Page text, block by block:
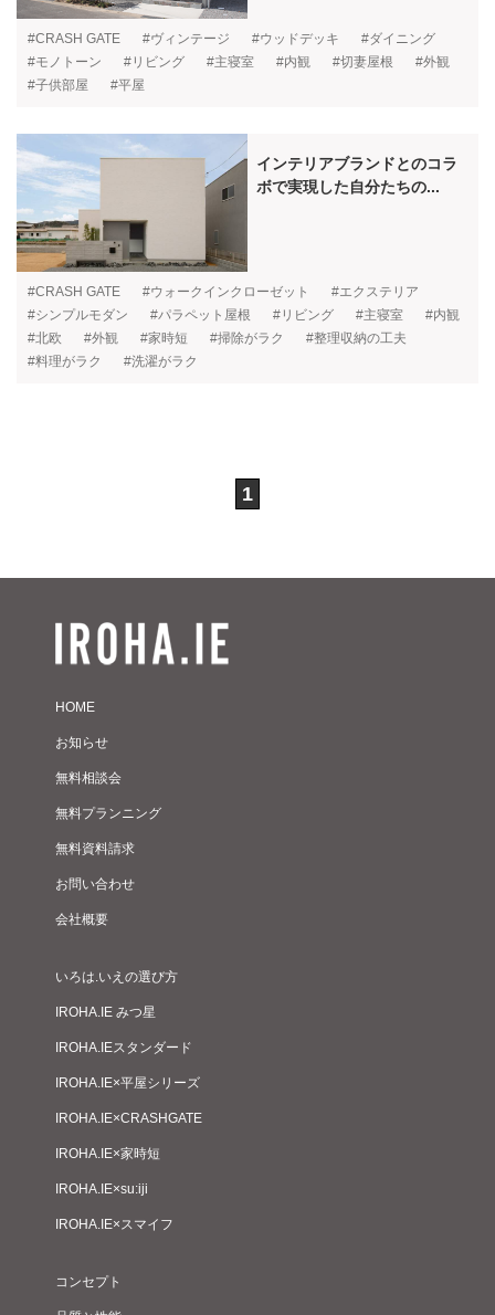
#CRASH GATE #ヴィンテージ #ウッドデッキ
#ダイニング
#モノトーン
#リビング #主寝室 #内観 #切妻屋根
#外観
#子供部屋
#平屋
インテリアブランドとのコラ
ボで実現した自分たちの...
#CRASH GATE #ウォークインクローゼット
#エクステリア
#シンプルモダン
#パラペット屋根 #リビング #主寝室
#内観
#北欧
#外観 #家時短 #掃除がラク
#整理収納の工夫
#料理がラク
#洗濯がラク
1
HOME
お知らせ
無料相談会
無料プランニング
無料資料請求
お問い合わせ
会社概要
いろは.いえの選び方
IROHA.IE みつ星
IROHA.IEスタンダード
IROHA.IE×平屋シリーズ
IROHA.IE×CRASHGATE
IROHA.IE×家時短
IROHA.IE×su:iji
IROHA.IE×スマイフ
コンセプト